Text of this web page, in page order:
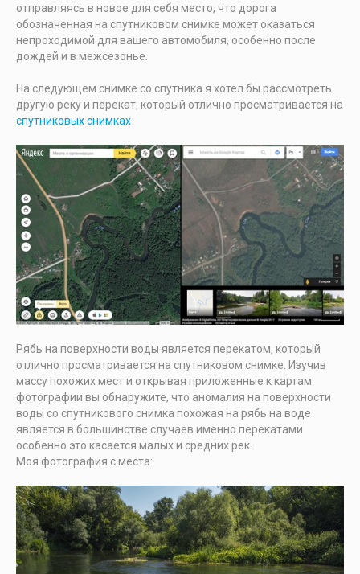
отправляясь в новое для себя место, что дорога
обозначенная на спутниковом снимке может оказаться
непроходимой для вашего автомобиля, особенно после
дождей и в межсезонье.
На следующем снимке со спутника я хотел бы рассмотреть
другую реку и перекат, который отлично просматривается на
спутниковых снимках
Рябь на поверхности воды является перекатом, который
отлично просматривается на спутниковом снимке. Изучив
массу похожих мест и открывая приложенные к картам
фотографии вы обнаружите, что аномалия на поверхности
воды со спутникового снимка похожая на рябь на воде
является в большинстве случаев именно перекатами
особенно это касается малых и средних рек.
Моя фотография с места: